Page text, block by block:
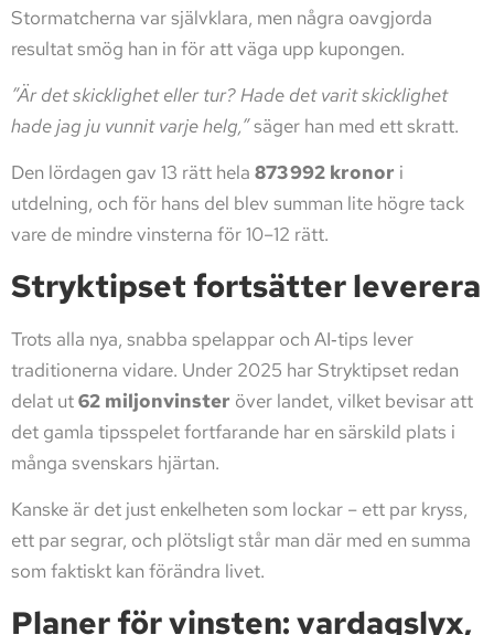
Stormatcherna var självklara, men några oavgjorda
resultat smög han in för att väga upp kupongen.
”Är det skicklighet eller tur? Hade det varit skicklighet
hade jag ju vunnit varje helg,”säger han med ett skratt.
Den lördagen gav 13 rätt hela 873 992 kronor i
utdelning, och för hans del blev summan lite högre tack
vare de mindre vinsterna för 10–12 rätt.
Stryktipset fortsätter leverera
Trots alla nya, snabba spelappar och AI‑tips lever
traditionerna vidare. Under 2025 har Stryktipset redan
delat ut62 miljonvinster över landet, vilket bevisar att
det gamla tipsspelet fortfarande har en särskild plats i
många svenskars hjärtan.
Kanske är det just enkelheten som lockar – ett par kryss,
ett par segrar, och plötsligt står man där med en summa
som faktiskt kan förändra livet.
Planer för vinsten: vardagslyx,